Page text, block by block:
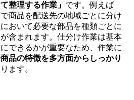
整理する作業」 です。例えば
商品を配送先の地域ごとに分け
おいて必要な部品を種類ごとに
含まれます。仕分け作業は基本
できるかが重要なため、作業に
品の特徴を多方面からしっかり
ます。